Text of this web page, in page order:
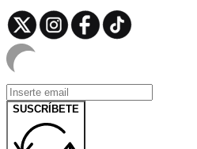
SUSCRÍBETE